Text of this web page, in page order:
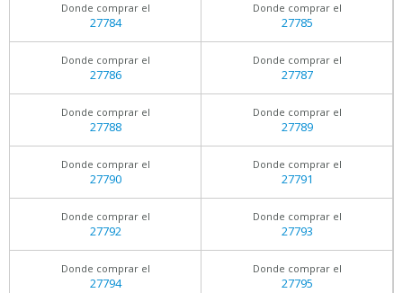
Donde comprar el
27784
Donde comprar el
27785
Donde comprar el
27786
Donde comprar el
27787
Donde comprar el
27788
Donde comprar el
27789
Donde comprar el
27790
Donde comprar el
27791
Donde comprar el
27792
Donde comprar el
27793
Donde comprar el
27794
Donde comprar el
27795